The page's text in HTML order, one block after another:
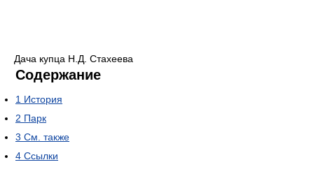
Дача купца Н.Д. Стахеева
Содержание
1 История
2 Парк
3 См. также
4 Ссылки